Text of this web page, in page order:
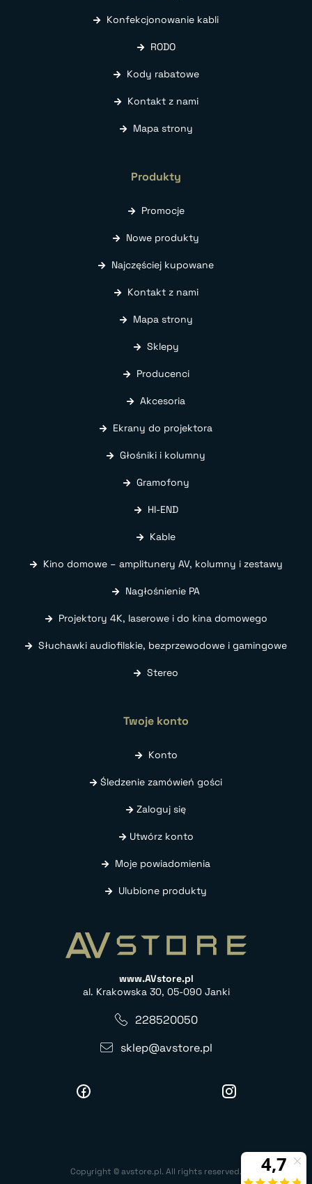
Konfekcjonowanie kabli
RODO
Kody rabatowe
Kontakt z nami
Mapa strony
Produkty
Promocje
Nowe produkty
Najczęściej kupowane
Kontakt z nami
Mapa strony
Sklepy
Producenci
Akcesoria
Ekrany do projektora
Głośniki i kolumny
Gramofony
HI-END
Kable
Kino domowe – amplitunery AV, kolumny i zestawy
Nagłośnienie PA
Projektory 4K, laserowe i do kina domowego
Słuchawki audiofilskie, bezprzewodowe i gamingowe
Stereo
Twoje konto
Konto
Śledzenie zamówień gości
Zaloguj się
Utwórz konto
Moje powiadomienia
Ulubione produkty
www.AVstore.pl
al. Krakowska 30, 05-090 Janki
228520050
sklep@avstore.pl
Copyright © avstore.pl. All rights reserved.